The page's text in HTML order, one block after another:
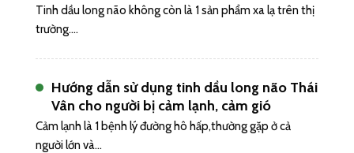
Tinh dầu long não không còn là 1 sản phẩm xa lạ trên thị
trường....
Hướng dẫn sử dụng tinh dầu long não Thái
Vân cho người bị cảm lạnh, cảm gió
Cảm lạnh là 1 bệnh lý đường hô hấp,thường gặp ở cả
người lớn và...